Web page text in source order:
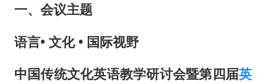
一、会议主题
语言• 文化 • 国际视野
中国传统文化英语教学研讨会暨第四届英